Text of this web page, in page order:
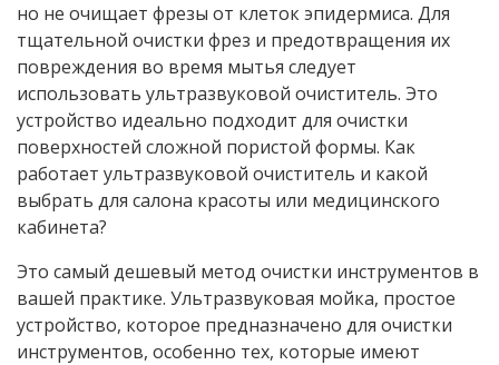
но не очищает фрезы от клеток эпидермиса. Для
тщательной очистки фрез и предотвращения их
повреждения во время мытья следует
использовать ультразвуковой очиститель. Это
устройство идеально подходит для очистки
поверхностей сложной пористой формы. Как
работает ультразвуковой очиститель и какой
выбрать для салона красоты или медицинского
кабинета?
Это самый дешевый метод очистки инструментов в
вашей практике. Ультразвуковая мойка, простое
устройство, которое предназначено для очистки
инструментов, особенно тех, которые имеют